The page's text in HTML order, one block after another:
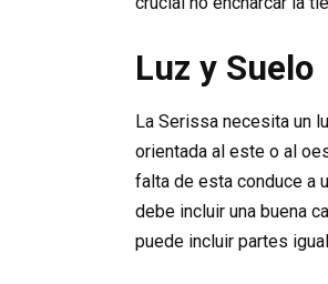
Luz y Suelo
La Serissa necesita un
orientada al este o al
falta de esta conduce a
debe incluir una buena
puede incluir partes